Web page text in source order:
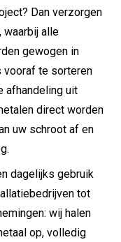
Dan verzorgen
waarbij alle
gewogen in
vooraf te sorteren
afhandeling uit
direct worden
uw schroot af en
dagelijks gebruik
tot
wij halen
op, volledig